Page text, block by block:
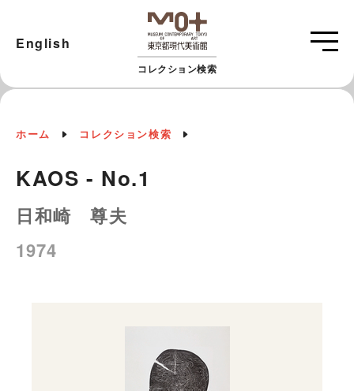
コレクション検索
English
ホーム コレクション検索
KAOS - No.1
日和崎 尊夫
1974